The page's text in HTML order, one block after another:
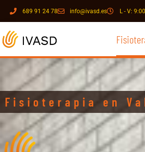
689 91 24 78 info@ivasd.es L - V:
Fisioterapia en